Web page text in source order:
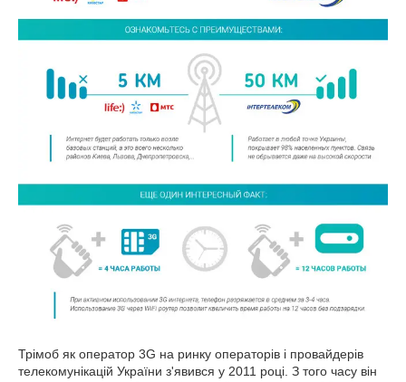
Трімоб як оператор 3G на ринку операторів і провайдерів
телекомунікацій України з'явився у 2011 році. З того часу він